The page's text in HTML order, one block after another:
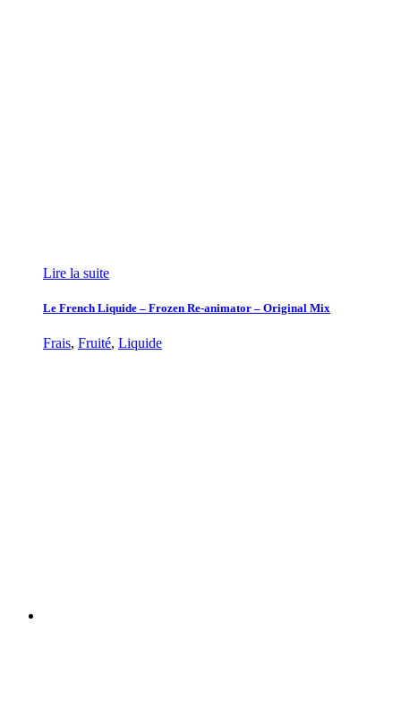
Lire la suite
Le French Liquide – Frozen Re-animator – Original Mix
Frais, Fruité, Liquide